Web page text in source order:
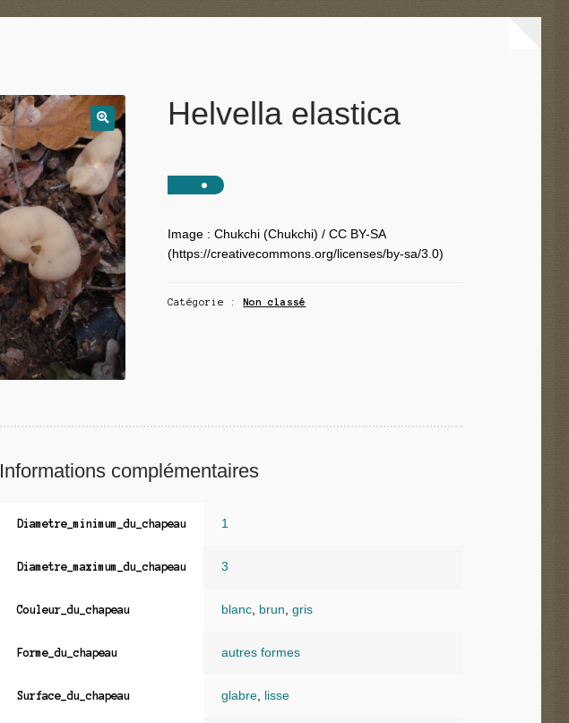
Helvella elastica
Image : Chukchi (Chukchi) / CC BY-SA
(https://creativecommons.org/licenses/by-sa/3.0)
Catégorie :Non classé
Informations complémentaires
Diametre_minimum_du_chapeau 1
Diametre_maximum_du_chapeau 3
Couleur_du_chapeau blanc, brun gris
Forme_du_chapeau autres formes
Surface_du_chapeau glabre, lisse